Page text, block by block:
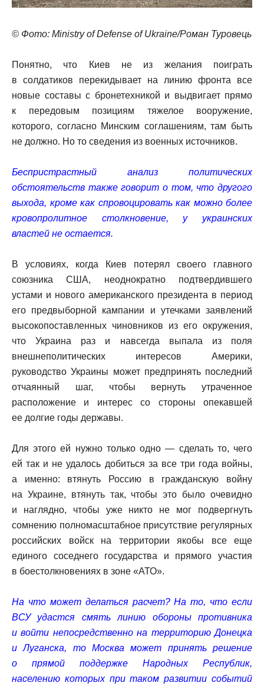
© Фото: Ministry of Defense of Ukraine/Роман Туровець
Понятно, что Киев не из желания поиграть
в солдатиков перекидывает на линию фронта все
новые составы с бронетехникой и выдвигает прямо
к передовым позициям тяжелое вооружение,
которого, согласно Минским соглашениям, там быть
не должно. Но то сведения из военных источников.
Беспристрастный анализ политических
обстоятельств также говорит о том, что другого
выхода, кроме как спровоцировать как можно более
кровопролитное столкновение, у украинских
властей не остается.
В условиях, когда Киев потерял своего главного
союзника США, неоднократно подтвердившего
устами и нового американского президента в период
его предвыборной кампании и утечками заявлений
высокопоставленных чиновников из его окружения,
что Украина раз и навсегда выпала из поля
внешнеполитических интересов Америки,
руководство Украины может предпринять последний
отчаянный шаг, чтобы вернуть утраченное
расположение и интерес со стороны опекавшей
ее долгие годы державы.
Для этого ей нужно только одно — сделать то, чего
ей так и не удалось добиться за все три года войны,
а именно: втянуть Россию в гражданскую войну
на Украине, втянуть так, чтобы это было очевидно
и наглядно, чтобы уже никто не мог подвергнуть
сомнению полномасштабное присутствие регулярных
российских войск на территории якобы все еще
единого соседнего государства и прямого участия
в боестолкновениях в зоне «АТО».
На что может делаться расчет? На то, что если
ВСУ удастся смять линию обороны противника
и войти непосредственно на территорию Донецка
и Луганска, то Москва может принять решение
о прямой поддержке Народных Республик,
населению которых при таком развитии событий